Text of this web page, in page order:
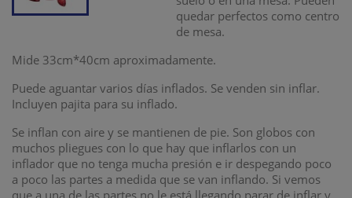
quedar perfectos como centro
de mesa.
Mide 33cm*40cm aproximadamente.
Puede aguantar varios días inflados. Se venden sin inflar.
Incluyen pajita para su inflado.
Se inflan con aire y se mantienen de pie. Son globos con
muchos pliegues con lo que hay que inflarlos con un
inflador que no tenga mucha presión e ir despegando poco
a poco las partes a medida que se van inflando. Si vemos
que a una de las partes no le está llegando parar de inflar y